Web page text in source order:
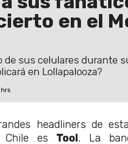
en el
de sus celulares durante
en Lollapalooza?
hrs
headliners de
Chile es Tool. La